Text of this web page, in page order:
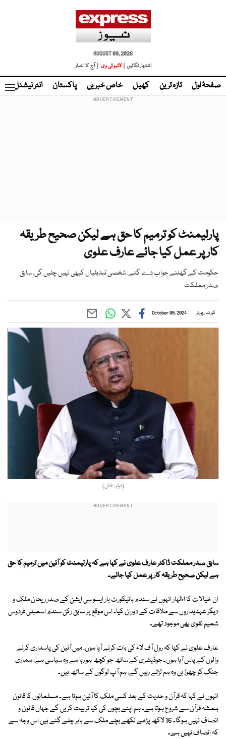
AUGUST 09, 2026
اشتہار لگائیں |
لائیو ٹی وی | آج کا اخبار
صفحۂ اول تازہ ترین کھیل خاص خبریں پاکستان انٹر نیشنل
پارلیمنٹ کو ترمیم کا حق ہے لیکن صحیح طریقہ
کار پر عمل کیا جائے عارف علوی
حکومت کے گھٹنے جواب دے گئے، شخصی تبدیلیاں کبھی نہیں چلیں گی، سابق
صدر مملکت
کورٹ رپورٹر October 08, 2024
(فوٹو : فائل)
سابق صدر مملکت ڈاکٹر عارف علوی نے کہا ہے کہ پارلیمنٹ کو آئین میں ترمیم کا حق
ہے لیکن صحیح طریقہ کار پر عمل کیا جائے۔
ان خیالات کا اظہار انہوں نے سندھ ہائیکورٹ بار ایسو سی ایشن کے صدر ریحان ملک و
دیگر عہدیداروں سے ملاقات کے دوران کیا۔ اس موقع پر سابق رکن سندھ اسمبلی فردوس
شمیم نقوی بھی موجود تھے۔
عارف علوی نے کہا کہ رول آف لاء کی بات کرنے آیا ہوں، میں آئین کی پاسداری کرنے
والوں کے پاس آیا ہوں۔ جوڈیشری کے ساتھ جو کچھ ہو رہا ہے وہ سیاسی ہے، ہماری
جنگ کو چھوڑیں وہ ہم لڑتے رہیں گے، ہم آپ لوگوں کے ساتھ ہیں۔
انہوں نے کہا کہ قرآن و حدیث کے بعد کسی ملک کا آئین ہوتا ہے۔ مسلمانوں کا قانون
ہمشہ قرآن سے شروع ہوتا ہے۔ ہم اپنے بچوں کی کیا تربیت کریں گے جہاں قانون و
انصاف نہیں ہوگا۔ 16 لاکھ پڑھے لکھے بچے ملک سے باہر چلے گئے ہیں اس وجہ سے
کہ انصاف نہیں ہے۔